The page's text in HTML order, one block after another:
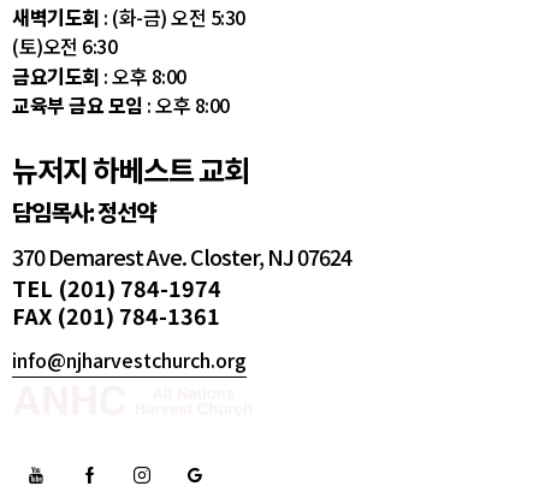
새벽기도회 : (화-금) 오전 5:30
(토)오전 6:30
금요기도회 : 오후 8:00
교육부 금요 모임 : 오후 8:00
뉴저지 하베스트 교회
담임목사: 정선약
370 Demarest Ave. Closter, NJ 07624
TEL (201) 784-1974
FAX (201) 784-1361
info@njharvestchurch.org